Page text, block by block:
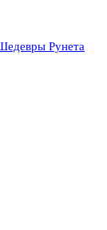
Рунета